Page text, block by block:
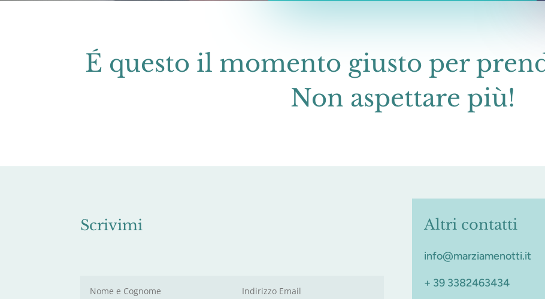
É questo il momento giusto per
Non aspettare più!
Scrivimi Altri contatti
info@marziamenotti.it
+ 39 3382463434